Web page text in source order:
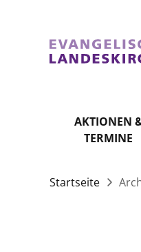
AKTIONEN
TERMINE
Startseite